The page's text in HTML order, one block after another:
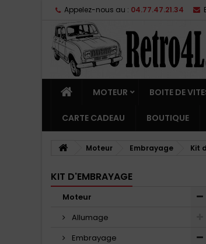
Appelez-nous au : 04.77.47.21.34
MOTEUR BOITE DE
CARTE CADEAU BOUTIQUE
Moteur Embrayage Kit
KIT D'EMBRAYAGE
Moteur
Allumage
Embrayage